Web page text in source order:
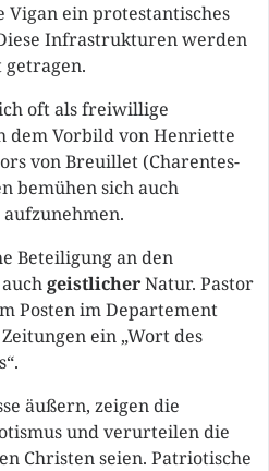
ein protestantisches
Infrastrukturen werden
getragen.
oft als freiwillige
dem Vorbild von Henriette
von Breuillet (Charentes-
bemühen sich auch
aufzunehmen.
Beteiligung an den
geistlicherNatur. Pastor
Posten im Departement
ein „Wort des
äußern, zeigen die
und verurteilen die
Christen seien. Patriotische